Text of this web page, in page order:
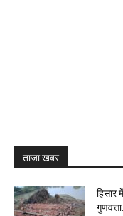
ताजा खबर
हिसार